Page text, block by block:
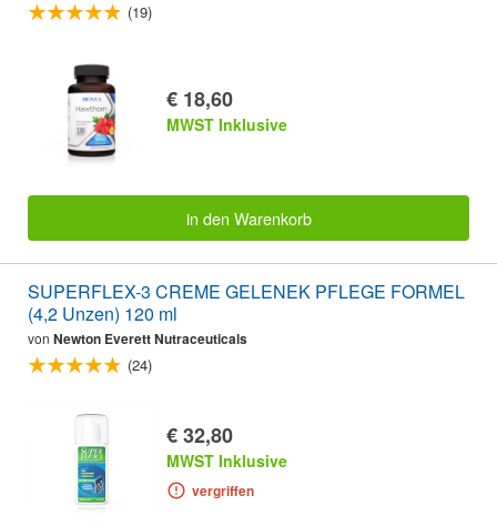
(19)
€ 18,60
MWST Inklusive
in den Warenkorb
SUPERFLEX-3 CREME GELENEK PFLEGE FORMEL
(4,2 Unzen) 120 ml
von Newton Everett Nutraceuticals
(24)
€ 32,80
MWST Inklusive
vergriffen